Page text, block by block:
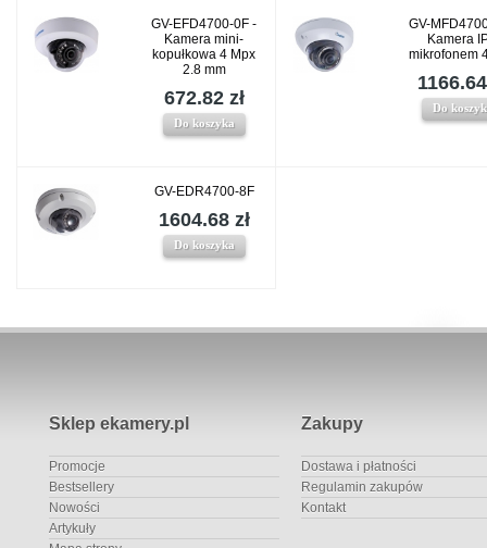
GV-EFD4700-0F -
Kamera mini-
kopułkowa 4 Mpx
2.8 mm
672.82 zł
Do koszyka
GV-
Kamera
mikrofonem
Do
GV-EDR4700-8F
1604.68 zł
Do koszyka
Sklep ekamery.pl
Promocje
Bestsellery
Nowości
Artykuły
Zakupy
Dostawa i płatności
Regulamin zakupów
Kontakt